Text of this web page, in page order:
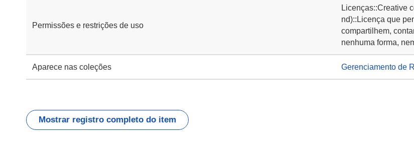
Permissões e restrições de uso
Licenças::Creative
nd)::Licença que
compartilhem,
nenhuma forma,
Aparece nas coleções Gerenciamento de
Mostrar registro completo do item